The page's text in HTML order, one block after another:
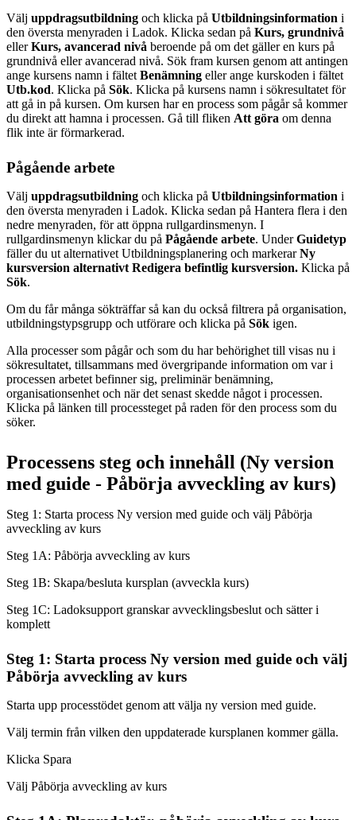
Välj uppdragsutbildning och klicka på Utbildningsinformation i
den översta menyraden i Ladok. Klicka sedan på Kurs, grundnivå
ellerKurs, avancerad nivå beroende på om det gäller en kurs på
grundnivå eller avancerad nivå. Sök fram kursen genom att antingen
ange kursens namn i fältet Benämning eller ange kurskoden i fältet
Utb.kod. Klicka på Sök. Klicka på kursens namn i sökresultatet för
att gå in på kursen. Om kursen har en process som pågår så kommer
du direkt att hamna i processen. Gå till fliken Att göra om denna
flik inte är förmarkerad.
Pågående arbete
Välj uppdragsutbildning och klicka på Utbildningsinformation i
den översta menyraden i Ladok. Klicka sedan på Hantera flera i den
nedre menyraden, för att öppna rullgardinsmenyn. I
rullgardinsmenyn klickar du på Pågående arbete. UnderGuidetyp
fäller du ut alternativet Utbildningsplanering och markerarNy
kursversion alternativt Redigera befintlig kursversion. Klicka på
Sök.
Om du får många sökträffar så kan du också filtrera på organisation,
utbildningstypsgrupp och utförare och klicka på Sök igen.
Alla processer som pågår och som du har behörighet till visas nu i
sökresultatet, tillsammans med övergripande information om var i
processen arbetet befinner sig, preliminär benämning,
organisationsenhet och när det senast skedde något i processen.
Klicka på länken till processteget på raden för den process som du
söker.
Processens steg och innehåll (Ny version
med guide - Påbörja avveckling av kurs)
Steg 1: Starta process Ny version med guide och välj Påbörja
avveckling av kurs
Steg 1A: Påbörja avveckling av kurs
Steg 1B: Skapa/besluta kursplan (avveckla kurs)
Steg 1C: Ladoksupport granskar avvecklingsbeslut och sätter i
komplett
Steg 1: Starta process Ny version med guide och välj
Påbörja avveckling av kurs
Starta upp processtödet genom att välja ny version med guide.
Välj termin från vilken den uppdaterade kursplanen kommer gälla.
Klicka Spara
Välj Påbörja avveckling av kurs